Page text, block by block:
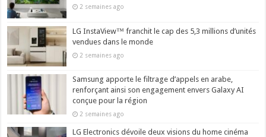
2 semaines ago
LG InstaView™ franchit le cap des 5,3 millions d’unités
vendues dans le monde
2 semaines ago
Samsung apporte le filtrage d’appels en arabe,
renforçant ainsi son engagement envers Galaxy AI
conçue pour la région
2 semaines ago
LG Electronics dévoile deux visions du home cinéma